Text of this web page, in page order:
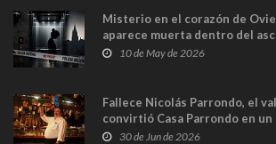
Misterio en el corazón de
aparece muerta dentro del
y las cámaras captan sus
10 de May de 2026
Fallece Nicolás Parrondo, el
convirtió Casa Parrondo en
en Madrid
30 de Jun de 2026